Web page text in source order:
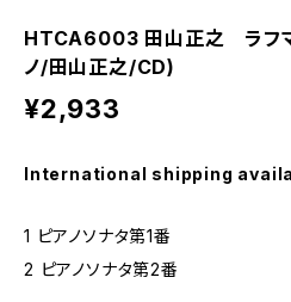
HTCA6003 田山正之 ラフ
ノ/田山正之/CD)
¥2,933
International shipping
1 ピアノソナタ第1番
2 ピアノソナタ第2番